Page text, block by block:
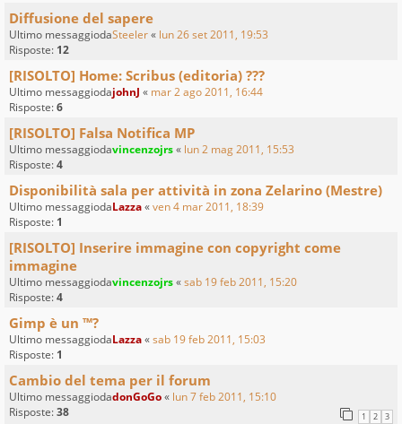
Diffusione del sapere
Ultimo messaggiodaSteeler« lun 26 set 2011, 19:53
Risposte: 12
[RISOLTO] Home: Scribus (editoria) ???
Ultimo messaggiodajohnJ « mar 2 ago 2011, 16:44
Risposte:6
[RISOLTO] Falsa Notifica MP
Ultimo messaggiodavincenzojrs« lun 2 mag 2011, 15:53
Risposte:4
Disponibilità sala per attività in zona Zelarino (Mestre)
Ultimo messaggiodaLazza«ven 4 mar 2011, 18:39
Risposte: 1
[RISOLTO] Inserire immagine con copyright come
immagine
Ultimo messaggiodavincenzojrs«sab 19 feb 2011, 15:20
Risposte:4
Gimp è un ™?
Ultimo messaggiodaLazza«sab 19 feb 2011, 15:03
Risposte: 1
Cambio del tema per il forum
Ultimo messaggiodadonGoGo« lun 7 feb 2011, 15:10
Risposte:38 1 2 3